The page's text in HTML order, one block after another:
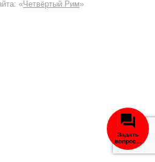
«Четвёртый Рим»
Задать
вопрос...